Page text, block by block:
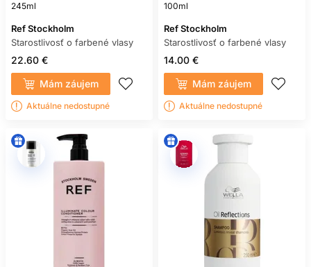
245ml
Ref Stockholm
Starostlivosť o farbené vlasy
22.60 €
Mám záujem
Aktuálne nedostupné
100ml
Ref Stockholm
Starostlivosť o farbené vlasy
14.00 €
Mám záujem
Aktuálne nedostupné